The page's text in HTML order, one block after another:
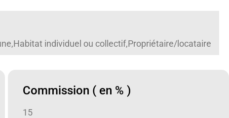
individuel ou collectif,Propriétaire/locataire
Commission ( en % )
15